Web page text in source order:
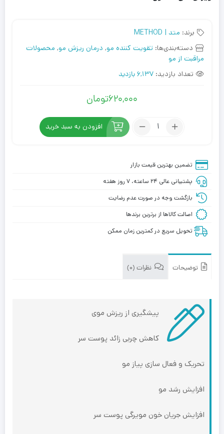
برند: متد | METHOD
دسته‌بندی‌ها: تقویت کننده مو, درمان ریزش مو, محصولات
مراقبت از مو
تعداد بازدید: 6,137 بازدید
620,000تومان
تعداد:
و
ضد
ریزش
متد
افزودن به سبد خرید
تضمین بهترین قیمت بازار
پشتیبانی عالی ۲۴ ساعته، ۷ روز هفته
بازگشت وجه در صورت عدم رضایت
اصالت کالاها از برترین برندها
تحویل سریع در کمترین زمان ممکن
توضیحات نظرات (0)
پیشگیری از ریزش موی
کاهش چربی زائد پوست سر
تحریک و فعال سازی پیاز مو
افزایش رشد مو
افزایش جریان خون مویرگی پوست سر